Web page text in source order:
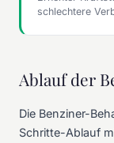
schlechtere
Ablauf der
Die Benziner-
Schritte-Ablauf